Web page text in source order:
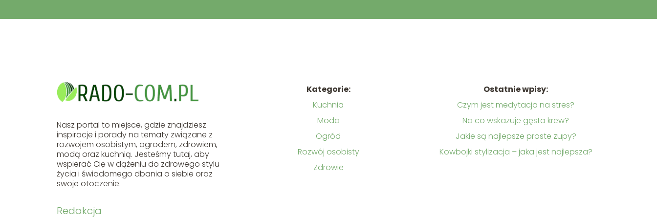
Nasz portal to miejsce, gdzie znajdziesz
inspiracje i porady na tematy związane z
rozwojem osobistym, ogrodem, zdrowiem,
modą oraz kuchnią. Jesteśmy tutaj, aby
wspierać Cię w dążeniu do zdrowego stylu
życia i świadomego dbania o siebie oraz
swoje otoczenie.
Redakcja
Kategorie:
Kuchnia
Moda
Ogród
Rozwój osobisty
Zdrowie
Ostatnie wpisy:
Czym jest medytacja na stres?
Na co wskazuje gęsta krew?
Jakie są najlepsze proste zupy?
Kowbojki stylizacja – jaka jest najlepsza?